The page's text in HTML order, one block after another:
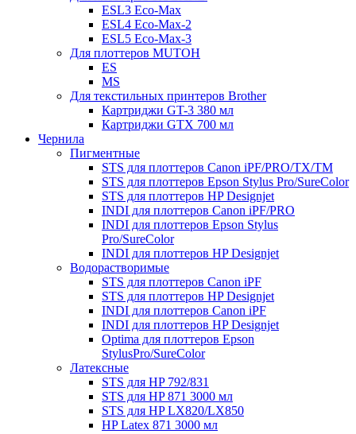
ESL3 Eco-Max
ESL4 Eco-Max-2
ESL5 Eco-Max-3
Для плоттеров MUTOH
ES
MS
Для текстильных принтеров Brother
Картриджи GT-3 380 мл
Картриджи GTX 700 мл
Чернила
Пигментные
STS для плоттеров Canon iPF/PRO/TX/ТМ
STS для плоттеров Epson Stylus Pro/SureColor
STS для плоттеров HP Designjet
INDI для плоттеров Canon iPF/PRO
INDI для плоттеров Epson Stylus
Pro/SureColor
INDI для плоттеров HP Designjet
Водорастворимые
STS для плоттеров Canon iPF
STS для плоттеров HP Designjet
INDI для плоттеров Canon iPF
INDI для плоттеров HP Designjet
Optima для плоттеров Epson
StylusPro/SureColor
Латексные
STS для HP 792/831
STS для HP 871 3000 мл
STS для HP LX820/LX850
HP Latex 871 3000 мл